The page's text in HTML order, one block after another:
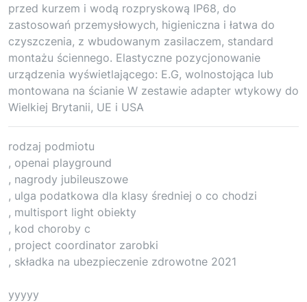
przed kurzem i wodą rozpryskową IP68, do
zastosowań przemysłowych, higieniczna i łatwa do
czyszczenia, z wbudowanym zasilaczem, standard
montażu ściennego. Elastyczne pozycjonowanie
urządzenia wyświetlającego: E.G, wolnostojąca lub
montowana na ścianie W zestawie adapter wtykowy do
Wielkiej Brytanii, UE i USA
rodzaj podmiotu
, openai playground
, nagrody jubileuszowe
, ulga podatkowa dla klasy średniej o co chodzi
, multisport light obiekty
, kod choroby c
, project coordinator zarobki
, składka na ubezpieczenie zdrowotne 2021
yyyyy